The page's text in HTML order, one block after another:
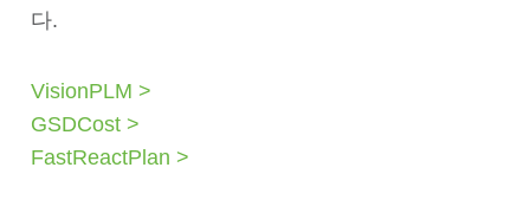
다.
VisionPLM >
GSDCost >
FastReactPlan >